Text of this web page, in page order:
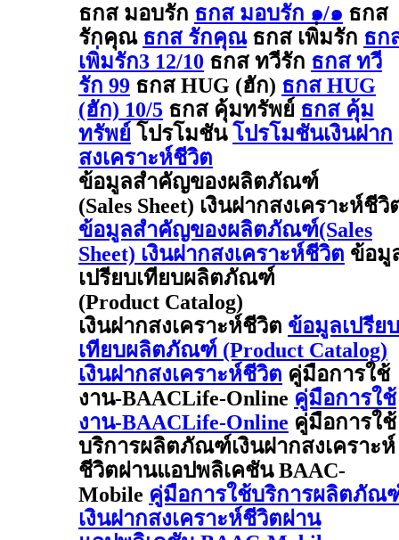
ธกส มอบรัก ธกส มอบรัก ๑/๑ ธกส
รักคุณ ธกส รักคุณ ธกส เพิ่มรัก ธก
เพิ่มรัก3 12/10 ธกส ทวีรัก ธกส ทวี
รัก 99 ธกส HUG (ฮัก) ธกส HUG
(ฮัก) 10/5 ธกส คุ้มทรัพย์ ธกส คุ้ม
ทรัพย์ โปรโมชัน โปรโมชันเงินฝาก
สงเคราะห์ชีวิต
ข้อมูลสำคัญของผลิตภัณฑ์
(Sales Sheet) เงินฝากสงเคราะห์ชีวิ
ข้อมูลสำคัญของผลิตภัณฑ์(Sales
Sheet) เงินฝากสงเคราะห์ชีวิต ข้อมู
เปรียบเทียบผลิตภัณฑ์
(Product Catalog)
เงินฝากสงเคราะห์ชีวิต ข้อมูลเปรียบ
เทียบผลิตภัณฑ์ (Product Catalog)
เงินฝากสงเคราะห์ชีวิต คู่มือการใช้
งาน-BAACLife-Online คู่มือการใช้
งาน-BAACLife-Online คู่มือการใช้
บริการผลิตภัณฑ์เงินฝากสงเคราะห์
ชีวิตผ่านแอปพลิเคชัน BAAC-
Mobile คู่มือการใช้บริการผลิตภัณ
เงินฝากสงเคราะห์ชีวิตผ่าน